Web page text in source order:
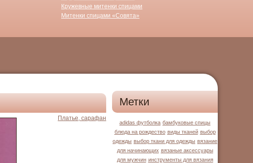
Кружевные митенки спицами
Митенки спицами «Совята»
Платье, сарафан
Метки
adidas футболка бамбуковые спицы
блюда на рождество виды тканей выбор
одежды выбор ткани для одежды вязание
для начинающих вязаные аксессуары
для мужчин инструменты для вязания